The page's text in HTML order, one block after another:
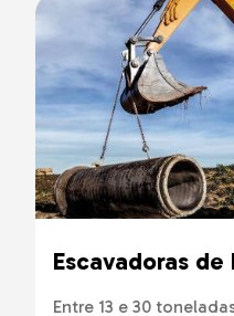
Escavadoras de
Entre 13 e 30